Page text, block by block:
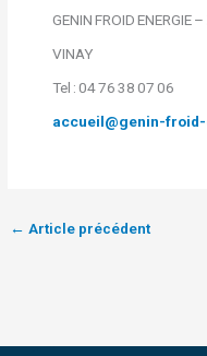
GENIN FROID ENERGIE
VINAY
Tel : 04 76 38 07 06
accueil@genin-
← Article précédent